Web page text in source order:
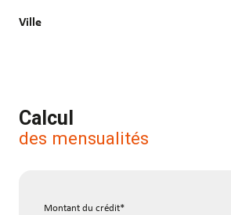
Ville
Calcul
des mensualités
Montant du crédit*